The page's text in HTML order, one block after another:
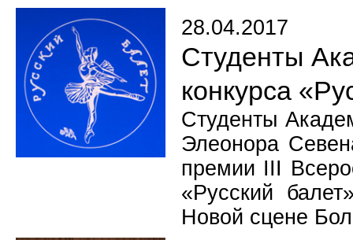
28.04.2017
Студенты
конкурса
Студенты
Элеонора
премии III
«Русский
Новой сцене